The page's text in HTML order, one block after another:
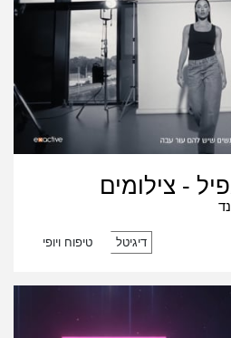
- צילומים
דיגיטל טיפוח ויופי